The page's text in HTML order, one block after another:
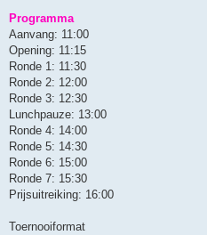
Programma
Aanvang: 11:00
Opening: 11:15
Ronde 1: 11:30
Ronde 2: 12:00
Ronde 3: 12:30
Lunchpauze: 13:00
Ronde 4: 14:00
Ronde 5: 14:30
Ronde 6: 15:00
Ronde 7: 15:30
Prijsuitreiking: 16:00
Toernooiformat